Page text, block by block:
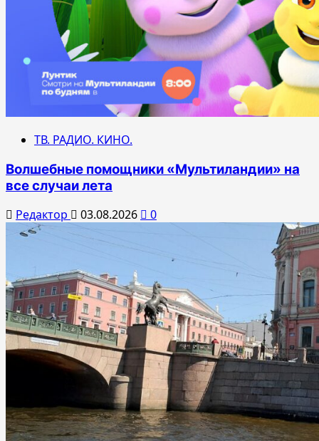
ТВ. РАДИО. КИНО.
Волшебные помощники «Мультиландии» на
все случаи лета
Редактор 03.08.2026 0